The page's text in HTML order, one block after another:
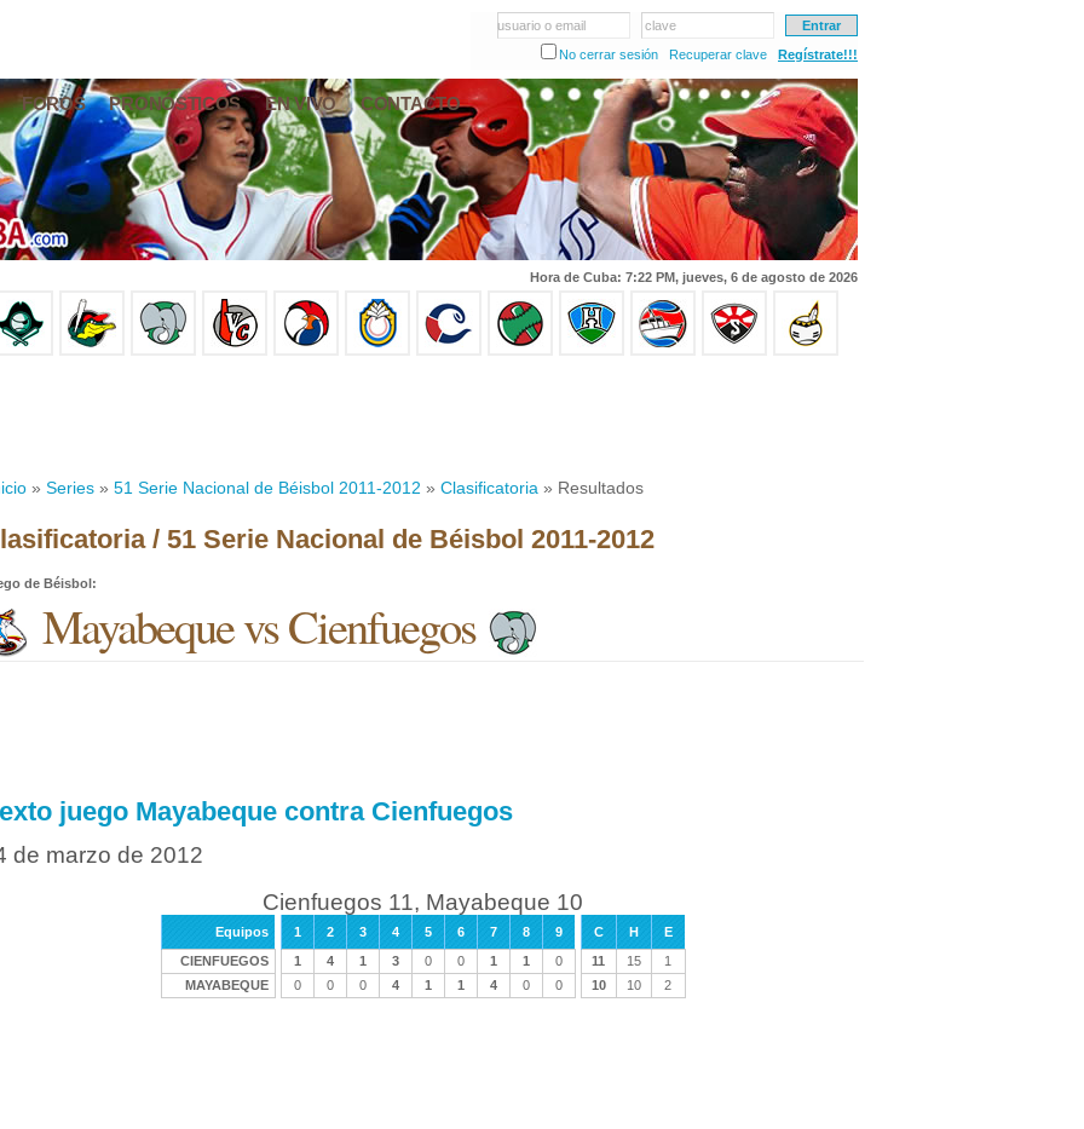
usuario o email
clave
No cerrar sesión
Recuperar clave Regístrate!!!
FOROS PRONÓSTICOS EN VIVO CONTACTO
Hora de Cuba: 7:22 PM, jueves, 6 de agosto de 2026
» Series » 51 Serie Nacional de Béisbol 2011-2012 » Clasificatoria » Resultados
/ 51 Serie Nacional de Béisbol 2011-2012
de Béisbol:
Mayabeque vs Cienfuegos
juego Mayabeque contra Cienfuegos
de marzo de 2012
Cienfuegos 11, Mayabeque 10
Equipos 1 2 3 4 5 6 7 8 9 C H
E
CIENFUEGOS
1 4 1 3 0 0 1 1 0 11 15
1
MAYABEQUE
0 0 0 4 1 1 4 0 0 10 10 2